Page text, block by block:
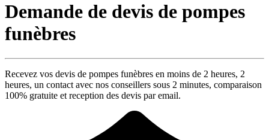
Demande de devis de pompes
funèbres
Recevez vos devis de pompes funèbres en moins de 2 heures, 2
heures, un contact avec nos conseillers sous 2 minutes, comparaison
100% gratuite et reception des devis par email.